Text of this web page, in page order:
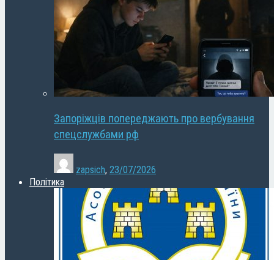
Запоріжців попереджають про вербування
спецслужбами рф
zapsich, 23/07/2026
Політика